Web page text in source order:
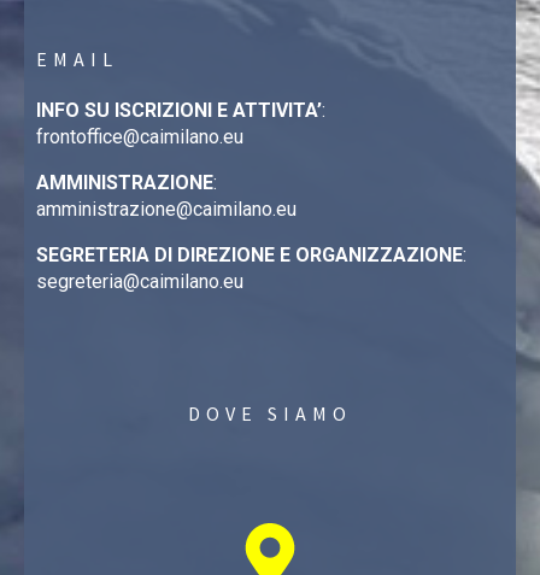
EMAIL
INFO SU ISCRIZIONI E ATTIVITA’:
frontoffice@caimilano.eu
AMMINISTRAZIONE:
amministrazione@caimilano.eu
SEGRETERIA DI DIREZIONE E ORGANIZZAZIONE:
segreteria@caimilano.eu
DOVE SIAMO